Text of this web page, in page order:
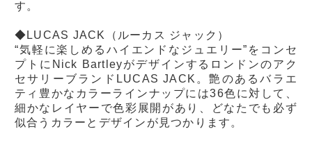
す。
◆LUCAS JACK（ルーカス ジャック）
“気軽に楽しめるハイエンドなジュエリー”をコンセ
プトにNick Bartleyがデザインするロンドンのアク
セサリーブランドLUCAS JACK。艶のあるバラエ
ティ豊かなカラーラインナップには36色に対して、
細かなレイヤーで色彩展開があり、どなたでも必ず
似合うカラーとデザインが見つかります。